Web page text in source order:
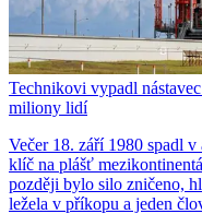
Technikovi vypadl
miliony lidí
Večer 18. září 1980 spadl
klíč na plášť
později bylo silo zničeno,
ležela v příkopu a jeden